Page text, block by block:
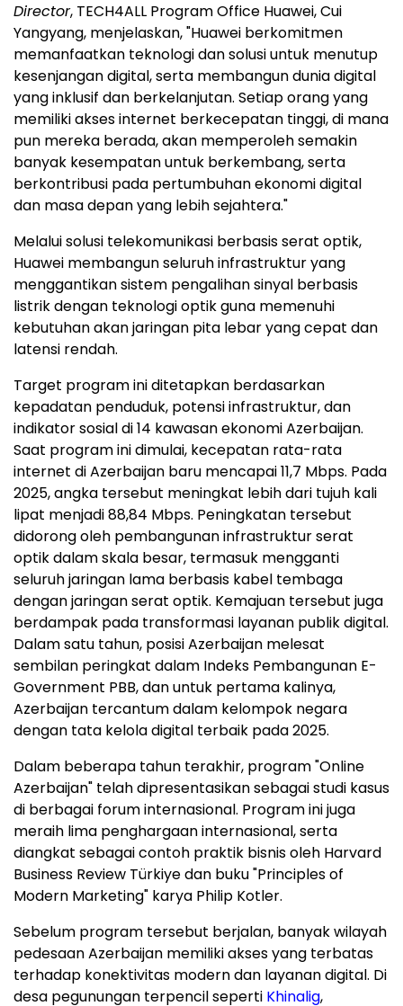
Director, TECH4ALL Program Office Huawei, Cui
Yangyang, menjelaskan, "Huawei berkomitmen
memanfaatkan teknologi dan solusi untuk menutup
kesenjangan digital, serta membangun dunia digital
yang inklusif dan berkelanjutan. Setiap orang yang
memiliki akses internet berkecepatan tinggi, di mana
pun mereka berada, akan memperoleh semakin
banyak kesempatan untuk berkembang, serta
berkontribusi pada pertumbuhan ekonomi digital
dan masa depan yang lebih sejahtera."
Melalui solusi telekomunikasi berbasis serat optik,
Huawei membangun seluruh infrastruktur yang
menggantikan sistem pengalihan sinyal berbasis
listrik dengan teknologi optik guna memenuhi
kebutuhan akan jaringan pita lebar yang cepat dan
latensi rendah.
Target program ini ditetapkan berdasarkan
kepadatan penduduk, potensi infrastruktur, dan
indikator sosial di 14 kawasan ekonomi Azerbaijan.
Saat program ini dimulai, kecepatan rata-rata
internet di Azerbaijan baru mencapai 11,7 Mbps. Pada
2025, angka tersebut meningkat lebih dari tujuh kali
lipat menjadi 88,84 Mbps. Peningkatan tersebut
didorong oleh pembangunan infrastruktur serat
optik dalam skala besar, termasuk mengganti
seluruh jaringan lama berbasis kabel tembaga
dengan jaringan serat optik. Kemajuan tersebut juga
berdampak pada transformasi layanan publik digital.
Dalam satu tahun, posisi Azerbaijan melesat
sembilan peringkat dalam Indeks Pembangunan E-
Government PBB, dan untuk pertama kalinya,
Azerbaijan tercantum dalam kelompok negara
dengan tata kelola digital terbaik pada 2025.
Dalam beberapa tahun terakhir, program "Online
Azerbaijan" telah dipresentasikan sebagai studi kasus
di berbagai forum internasional. Program ini juga
meraih lima penghargaan internasional, serta
diangkat sebagai contoh praktik bisnis oleh Harvard
Business Review Türkiye dan buku "Principles of
Modern Marketing" karya Philip Kotler.
Sebelum program tersebut berjalan, banyak wilayah
pedesaan Azerbaijan memiliki akses yang terbatas
terhadap konektivitas modern dan layanan digital. Di
desa pegunungan terpencil seperti Khinalig,